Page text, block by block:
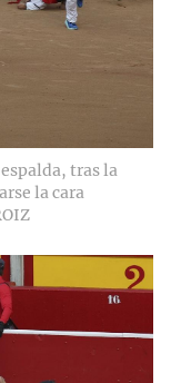
tras la
la cara